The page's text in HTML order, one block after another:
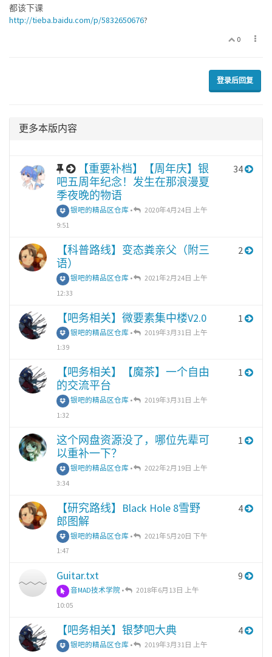
都该下课
http://tieba.baidu.com/p/5832650676?
0
登录后回复
更多本版内容
【重要补档】【周年庆】银
吧五周年纪念！发生在那浪漫夏
季夜晚的物语
银吧的精品区仓库 •
2020年4月24日 上午
9:51
34
【科普路线】变态粪亲父（附三
语）
银吧的精品区仓库 •
2021年2月24日 上午
12:33
2
【吧务相关】微要素集中楼V2.0
银吧的精品区仓库 •
2019年3月31日 上午
1:39
1
【吧务相关】【魔茶】一个自由
的交流平台
银吧的精品区仓库 •
2019年3月31日 上午
1:32
1
这个网盘资源没了，哪位先辈可
以重补一下？
银吧的精品区仓库 •
2022年2月19日 上午
3:34
1
【研究路线】Black Hole 8雪野
郎图解
银吧的精品区仓库 •
2021年5月20日 下午
1:47
4
Guitar.txt
音MAD技术学院 •
2018年6月13日 上午
10:05
9
【吧务相关】银梦吧大典
银吧的精品区仓库 •
2019年3月31日 上午
4